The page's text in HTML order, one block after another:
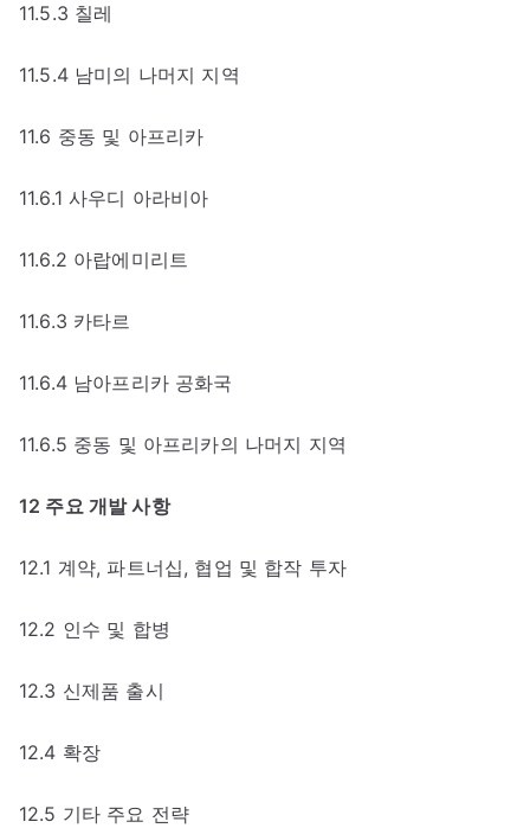
11.5.3 칠레
11.5.4 남미의 나머지 지역
11.6 중동 및 아프리카
11.6.1 사우디 아라비아
11.6.2 아랍에미리트
11.6.3 카타르
11.6.4 남아프리카 공화국
11.6.5 중동 및 아프리카의 나머지 지역
12 주요 개발 사항
12.1 계약, 파트너십, 협업 및 합작 투자
12.2 인수 및 합병
12.3 신제품 출시
12.4 확장
12.5 기타 주요 전략